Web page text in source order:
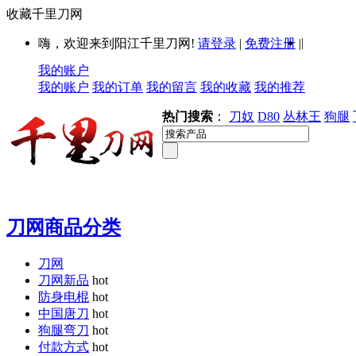
收藏千里刀网
嗨，欢迎来到阳江千里刀网! 请登录 | 免费注册 ||
我的账户
我的账户 我的订单 我的留言 我的收藏 我的推荐
热门搜索 ： 刀奴 D80 丛林王 狗腿
刀网商品分类
刀网
刀网新品 hot
防身电棍 hot
中国唐刀 hot
狗腿弯刀 hot
付款方式 hot